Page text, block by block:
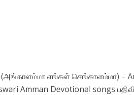
எங்கள் செங்காளம்மா) –
Amman Devotional songs